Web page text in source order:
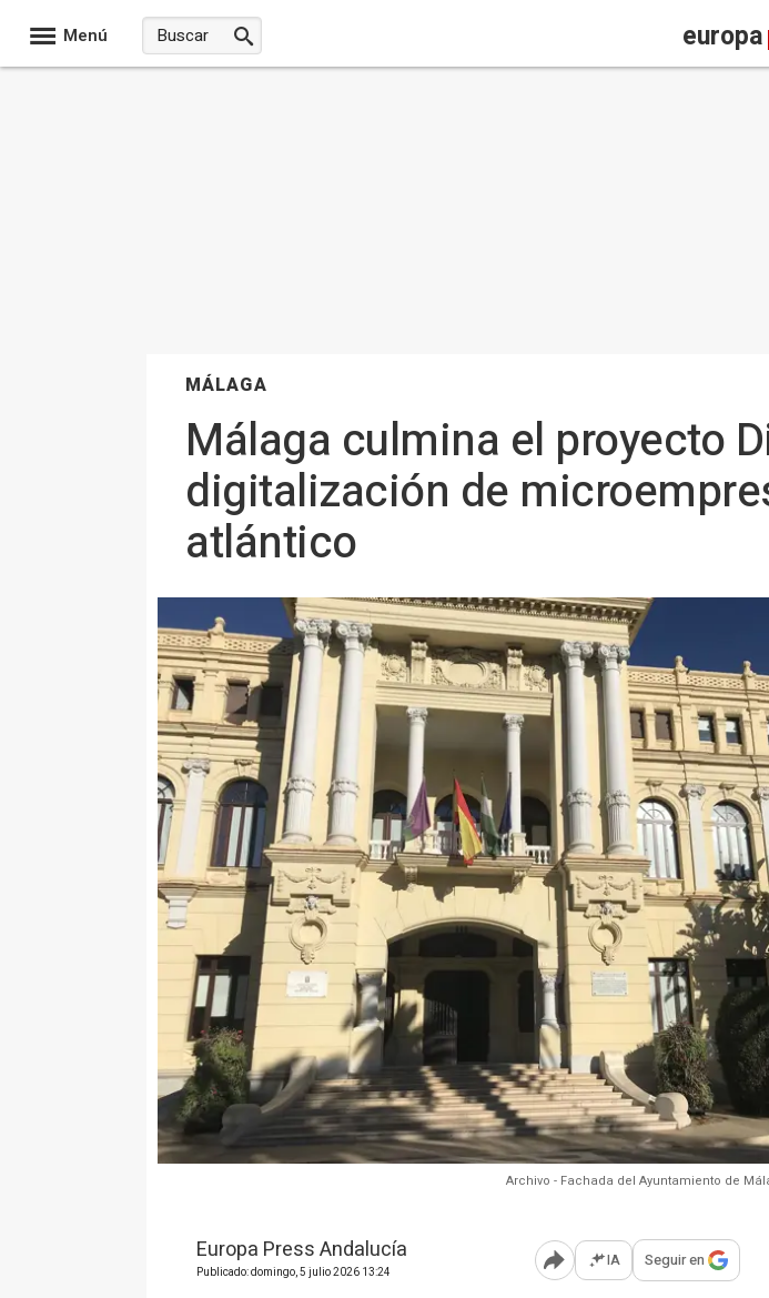
Menú europa
MÁLAGA
Málaga culmina el proyecto
digitalización de
atlántico
Archivo - Fachada del Ayuntamiento de
Europa Press Andalucía
Publicado: domingo, 5 julio 2026 13:24 Abrir opciones para
IA Seguir en